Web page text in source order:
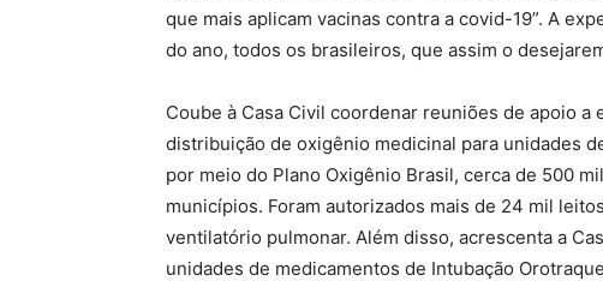
que mais aplicam vacinas contra a covid-19”. A
do ano, todos os brasileiros, que assim o
Coube à Casa Civil coordenar reuniões de apoio
distribuição de oxigênio medicinal para unidades
por meio do Plano Oxigênio Brasil, cerca de 500
municípios. Foram autorizados mais de 24 mil
ventilatório pulmonar. Além disso, acrescenta a
unidades de medicamentos de Intubação